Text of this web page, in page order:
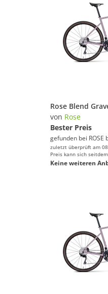
Rose Blend
von Rose
Bester Preis
gefunden bei ROSE
zuletzt überprüft am
Preis kann sich
Keine weiteren